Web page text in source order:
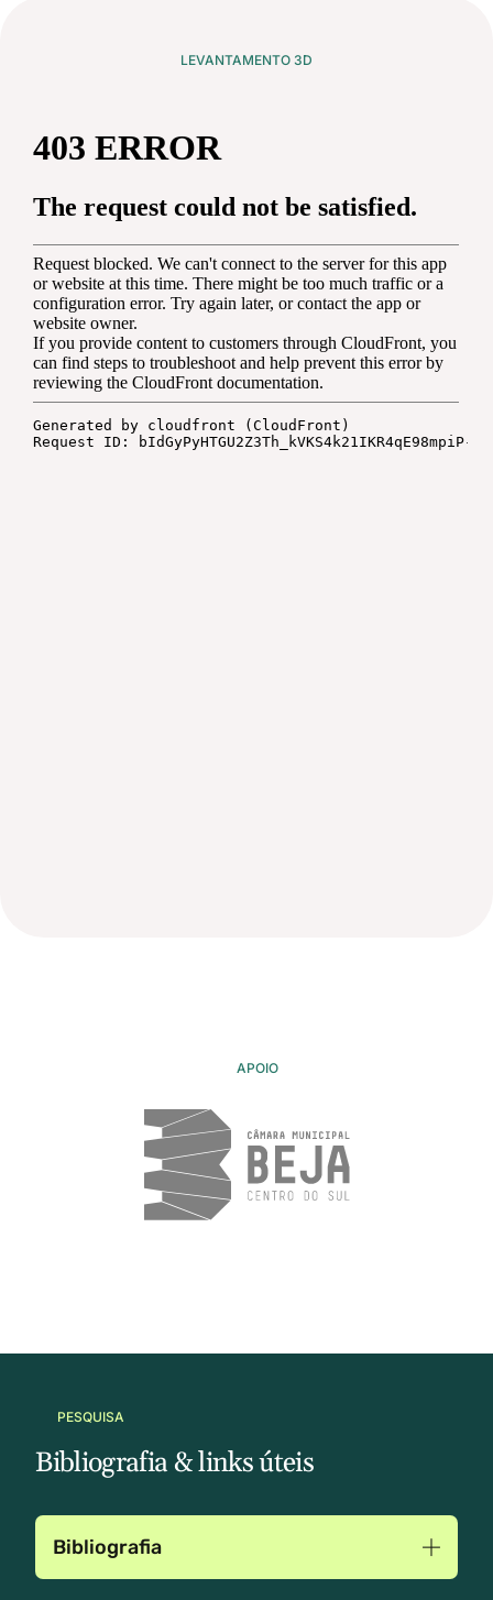
LEVANTAMENTO 3D
APOIO
PESQUISA
Bibliografia & links úteis
Bibliografia